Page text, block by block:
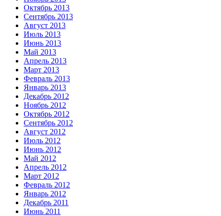
Октябрь 2013
Сентябрь 2013
Август 2013
Июль 2013
Июнь 2013
Май 2013
Апрель 2013
Март 2013
Февраль 2013
Январь 2013
Декабрь 2012
Ноябрь 2012
Октябрь 2012
Сентябрь 2012
Август 2012
Июль 2012
Июнь 2012
Май 2012
Апрель 2012
Март 2012
Февраль 2012
Январь 2012
Декабрь 2011
Июнь 2011